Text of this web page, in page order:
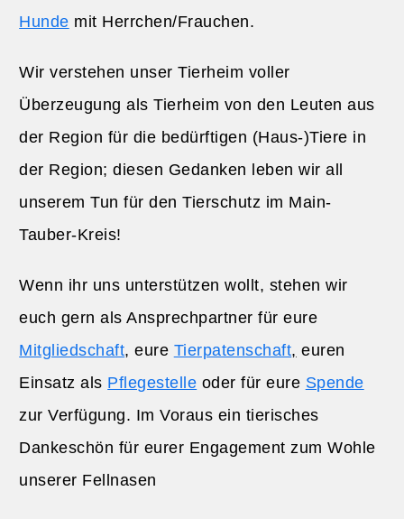
Hunde mit Herrchen/Frauchen.
Wir verstehen unser Tierheim voller
Überzeugung als Tierheim von den Leuten aus
der Region für die bedürftigen (Haus-)Tiere in
der Region; diesen Gedanken leben wir all
unserem Tun für den Tierschutz im Main-
Tauber-Kreis!
Wenn ihr uns unterstützen wollt, stehen wir
euch gern als Ansprechpartner für eure
Mitgliedschaft, eure Tierpatenschaft, euren
Einsatz als Pflegestelle oder für eure Spende
zur Verfügung. Im Voraus ein tierisches
Dankeschön für eurer Engagement zum Wohle
unserer Fellnasen